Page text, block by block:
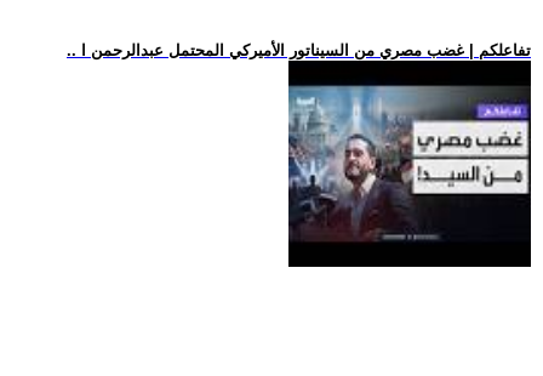
.. تفاعلكم | غضب مصري من السيناتور الأميركي المحتمل عبدالرحمن ا